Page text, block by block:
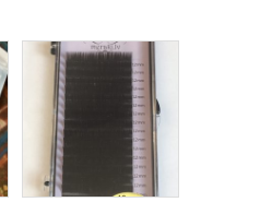
multiple
variants.
The
options
may
be
chosen